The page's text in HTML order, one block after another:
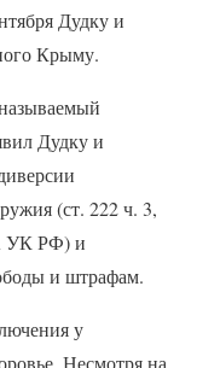
Дудку и
Крыму.
Дудку и
(ст. 222 ч. 3,
УК РФ) и
и штрафам.
у
Несмотря на